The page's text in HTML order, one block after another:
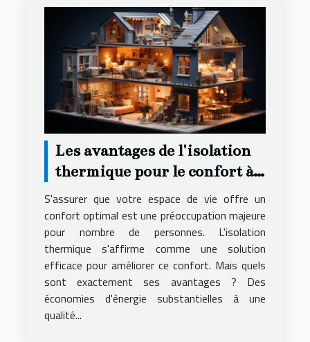
Les avantages de l'isolation
thermique pour le confort à
S'assurer que votre espace de vie offre un
confort optimal est une préoccupation majeure
pour nombre de personnes. L'isolation
thermique s'affirme comme une solution
efficace pour améliorer ce confort. Mais quels
sont exactement ses avantages ? Des
économies d'énergie substantielles à une
qualité...